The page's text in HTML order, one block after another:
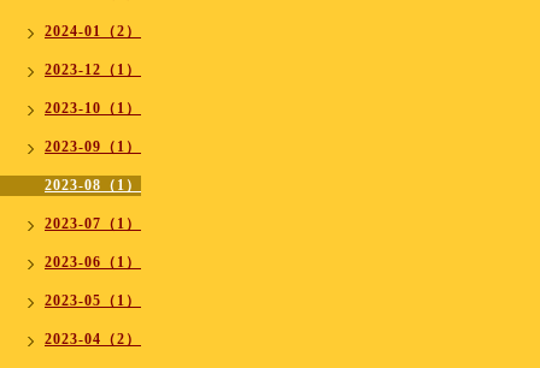
2024-01（2）
2023-12（1）
2023-10（1）
2023-09（1）
2023-08（1）
2023-07（1）
2023-06（1）
2023-05（1）
2023-04（2）